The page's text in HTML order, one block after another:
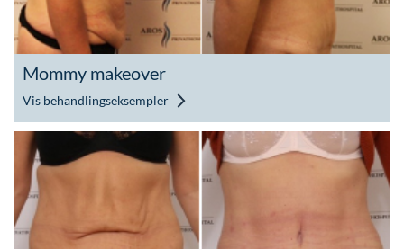
Mommy makeover
Vis behandlingseksempler